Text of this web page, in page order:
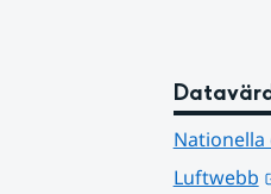
Nationella
Luftwebb